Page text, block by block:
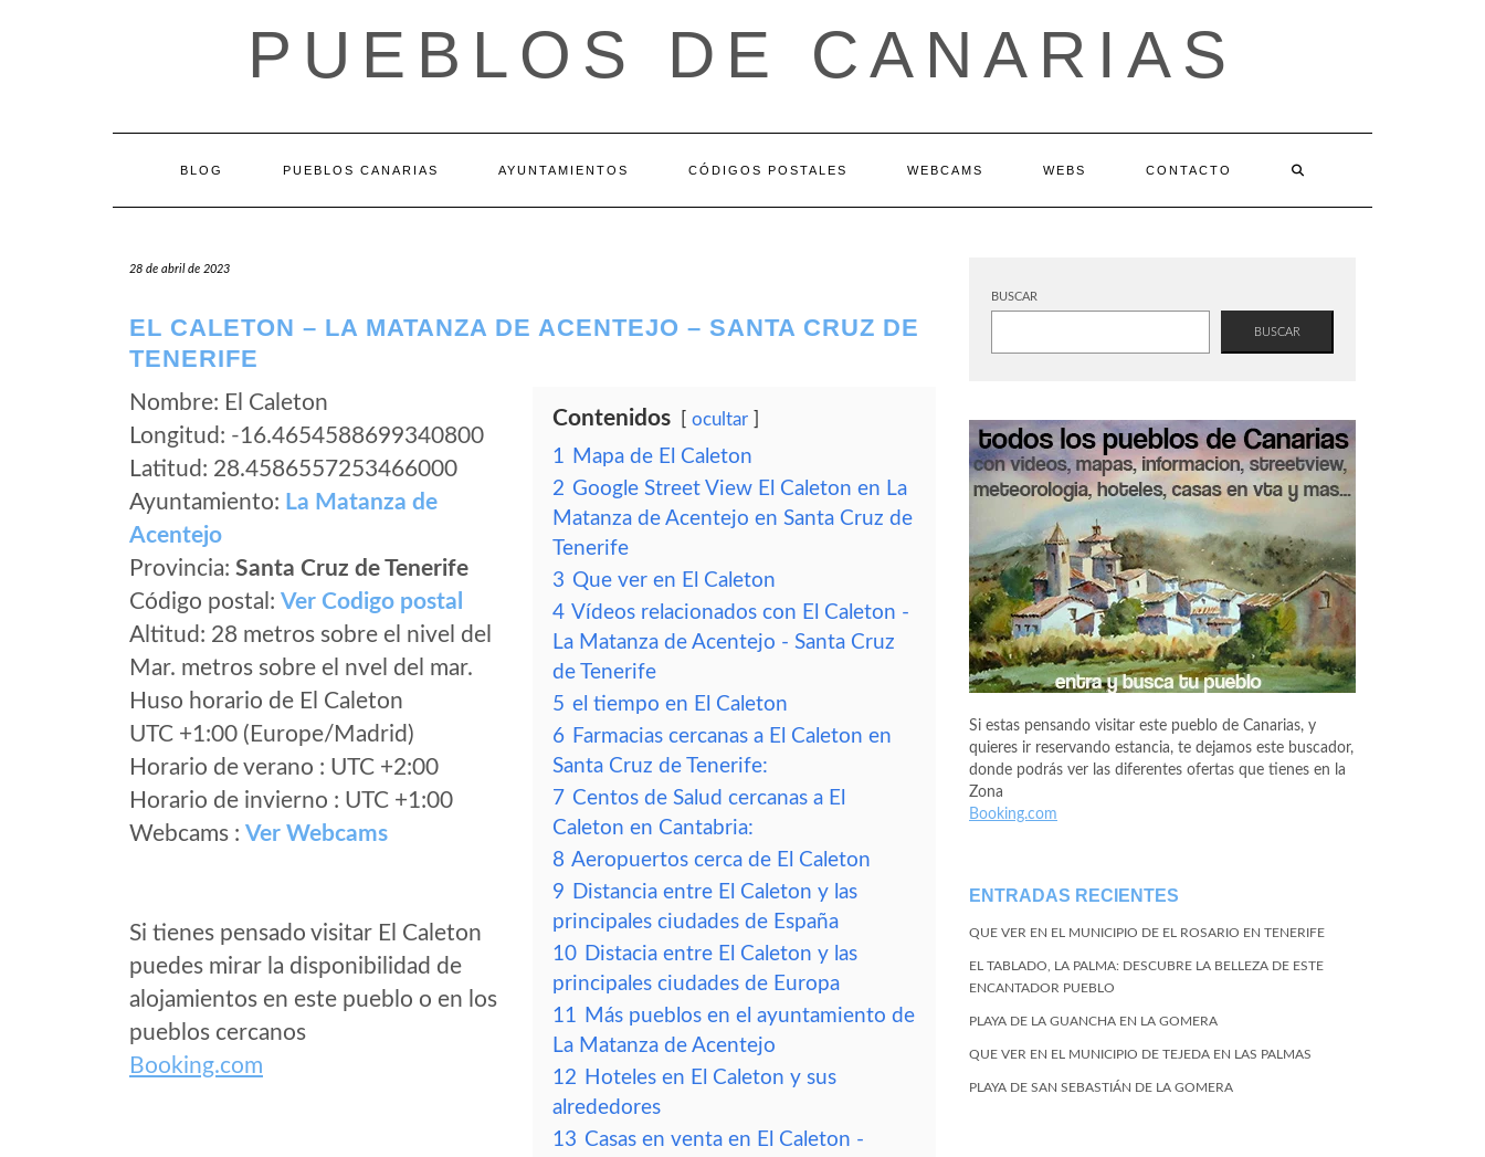
PUEBLOS DE CANARIAS
BLOG PUEBLOS CANARIAS AYUNTAMIENTOS CÓDIGOS POSTALES WEBCAMS WEBS CONTACTO
28 de abril de 2023
EL CALETON – LA MATANZA DE ACENTEJO – SANTA CRUZ DE
TENERIFE
Nombre: El Caleton
Longitud: -16.4654588699340800
Latitud: 28.4586557253466000
Ayuntamiento: La Matanza de
Acentejo
Provincia: Santa Cruz de Tenerife
Código postal: Ver Codigo postal
Altitud: 28 metros sobre el nivel del
Mar. metros sobre el nvel del mar.
Huso horario de El Caleton
UTC +1:00 (Europe/Madrid)
Horario de verano : UTC +2:00
Horario de invierno : UTC +1:00
Webcams : Ver Webcams
Si tienes pensado visitar El Caleton
puedes mirar la disponibilidad de
alojamientos en este pueblo o en los
pueblos cercanos
Booking.com
Contenidos ocultar
1 Mapa de El Caleton
2 Google Street View El Caleton en La
Matanza de Acentejo en Santa Cruz de
Tenerife
3 Que ver en El Caleton
4 Vídeos relacionados con El Caleton -
La Matanza de Acentejo - Santa Cruz
de Tenerife
5 el tiempo en El Caleton
6 Farmacias cercanas a El Caleton en
Santa Cruz de Tenerife:
7 Centos de Salud cercanas a El
Caleton en Cantabria:
8 Aeropuertos cerca de El Caleton
9 Distancia entre El Caleton y las
principales ciudades de España
10 Distacia entre El Caleton y las
principales ciudades de Europa
11 Más pueblos en el ayuntamiento de
La Matanza de Acentejo
12 Hoteles en El Caleton y sus
alrededores
13 Casas en venta en El Caleton -
BUSCAR
BUSCAR
Si estas pensando visitar este pueblo de Canarias, y
quieres ir reservando estancia, te dejamos este buscador,
donde podrás ver las diferentes ofertas que tienes en la
Zona
Booking.com
ENTRADAS RECIENTES
QUE VER EN EL MUNICIPIO DE EL ROSARIO EN TENERIFE
EL TABLADO, LA PALMA: DESCUBRE LA BELLEZA DE ESTE
ENCANTADOR PUEBLO
PLAYA DE LA GUANCHA EN LA GOMERA
QUE VER EN EL MUNICIPIO DE TEJEDA EN LAS PALMAS
PLAYA DE SAN SEBASTIÁN DE LA GOMERA